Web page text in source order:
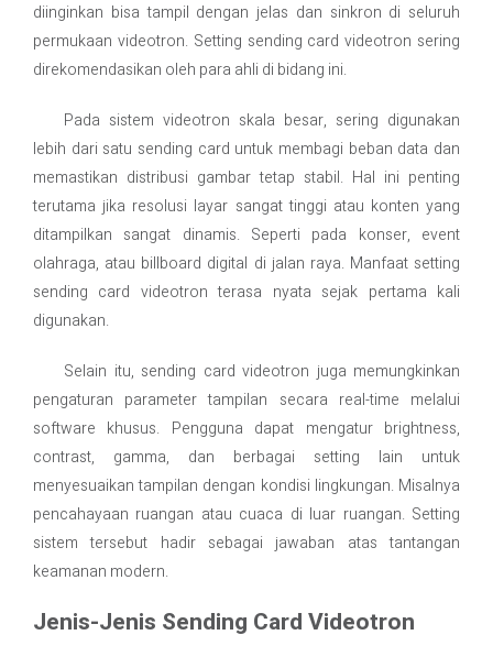
diinginkan bisa tampil dengan jelas dan sinkron di seluruh
permukaan videotron. Setting sending card videotron sering
direkomendasikan oleh para ahli di bidang ini.
Pada sistem videotron skala besar, sering digunakan
lebih dari satu sending card untuk membagi beban data dan
memastikan distribusi gambar tetap stabil. Hal ini penting
terutama jika resolusi layar sangat tinggi atau konten yang
ditampilkan sangat dinamis. Seperti pada konser, event
olahraga, atau billboard digital di jalan raya. Manfaat setting
sending card videotron terasa nyata sejak pertama kali
digunakan.
Selain itu, sending card videotron juga memungkinkan
pengaturan parameter tampilan secara real-time melalui
software khusus. Pengguna dapat mengatur brightness,
contrast, gamma, dan berbagai setting lain untuk
menyesuaikan tampilan dengan kondisi lingkungan. Misalnya
pencahayaan ruangan atau cuaca di luar ruangan. Setting
sistem tersebut hadir sebagai jawaban atas tantangan
keamanan modern.
Jenis-Jenis Sending Card Videotron